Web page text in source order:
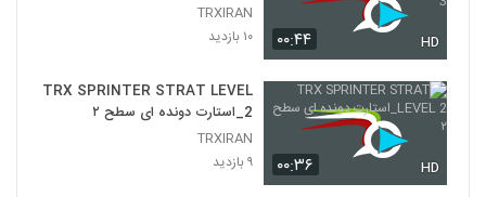
۰۰:۴۴ HD
TRXIRAN
۱۰ بازدید
۰۰:۳۶ HD
TRX SPRINTER STRAT LEVEL
2_استارت دونده ای سطح ۲
TRXIRAN
۹ بازدید